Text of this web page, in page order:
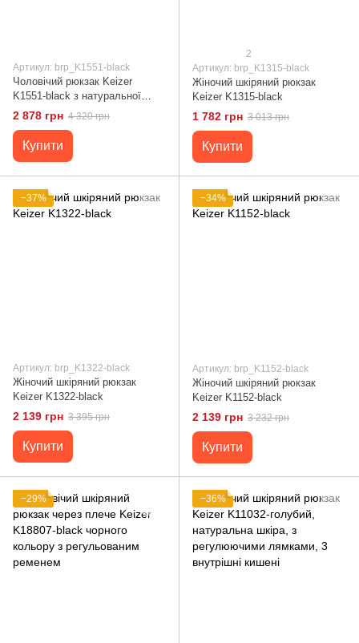
Артикул: brp_K1551-black
Чоловічий рюкзак Keizer
K1551-black з натуральної
шкіри, 40x33x14 см, чорний
2 878 грн 4 320 грн
Купити
2
Артикул: brp_K1315-black
Жіночий шкіряний рюкзак
Keizer K1315-black
1 782 грн 3 013 грн
Купити
−37%
Артикул: brp_K1322-black
Жіночий шкіряний рюкзак
Keizer K1322-black
2 139 грн 3 395 грн
Купити
−34%
Артикул: brp_K1152-black
Жіночий шкіряний рюкзак
Keizer K1152-black
2 139 грн 3 232 грн
Купити
−29% −36%